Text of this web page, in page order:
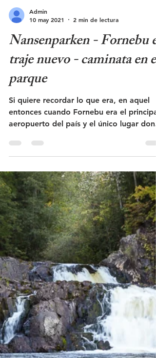
Admin
2 min de lectura
Nansenparken - Fornebu en
traje nuevo - caminata en el
parque
entonces cuando Fornebu era el principal
aeropuerto del país y el único lugar
los domingos...